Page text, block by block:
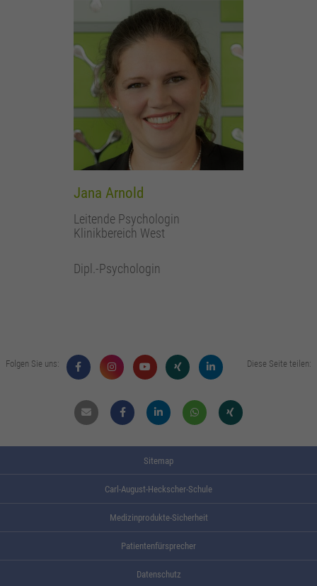
Jana Arnold
Leitende Psychologin
Klinikbereich West
Dipl.-Psychologin
Folgen Sie uns: Diese Seite teilen:
Mail FacebookLinkdin WhatsappXing
Sitemap
Carl-August-Heckscher-Schule
Medizinprodukte-Sicherheit
Patientenfürsprecher
Datenschutz